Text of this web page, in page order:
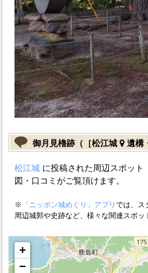
御月見櫓跡（［松江城 遺構
松江城に投稿された周辺スポット
図・口コミがご覧頂けます。
※ 「ニッポン城めぐり」アプリ では、ス
周辺城郭や史跡など、様々な関連スポッ
+
−